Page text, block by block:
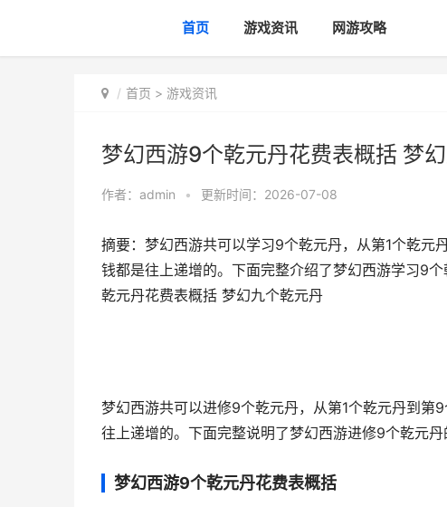
首页 游戏资讯 网游攻略
首页 > 游戏资讯
梦幻西游9个乾元丹花费表概括 梦
作者： admin • 更新时间：2026-07-08
摘要：梦幻西游共可以学习9个乾元丹，从第1个乾元
钱都是往上递增的。下面完整介绍了梦幻西游学习9
乾元丹花费表概括 梦幻九个乾元丹
梦幻西游共可以进修9个乾元丹，从第1个乾元丹到
往上递增的。下面完整说明了梦幻西游进修9个乾元丹
梦幻西游9个乾元丹花费表概括